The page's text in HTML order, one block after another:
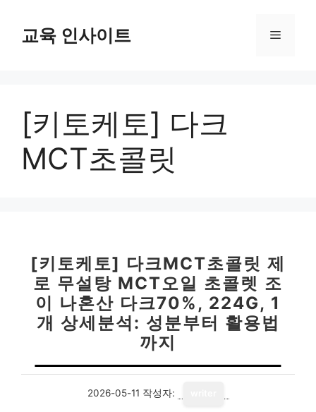
교육 인사이트 메
[키토케토] 다크
MCT초콜릿
[키토케토] 다크MCT초콜릿 제
로 무설탕 MCT오일 초콜렛 조
이 나혼산 다크70%, 224G, 1
개 상세분석: 성분부터 활용법
까지
2026-05-11 작성자: